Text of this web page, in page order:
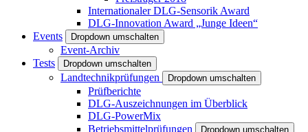
Internationaler DLG-Sensorik Award
DLG-Innovation Award „Junge Ideen“
Events
Dropdown umschalten
Event-Archiv
Tests
Dropdown umschalten
Landtechnikprüfungen Dropdown umschalten
Prüfberichte
DLG-Auszeichnungen im Überblick
DLG-PowerMix
Betriebsmittelprüfungen
Dropdown umschalten